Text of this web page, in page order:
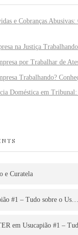
e Cobranças
na Justiça
por Trabalhar de
Trabalhando?
Doméstica em
e Curatela
#1 – Tudo sobre o Us…
em Usucapião #1 –